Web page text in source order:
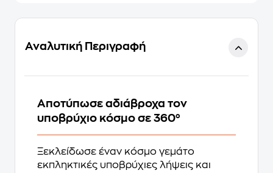
Αναλυτική Περιγραφή
Αποτύπωσε αδιάβροχα τον
υποβρύχιο κόσμο σε 360°
Ξεκλείδωσε έναν κόσμο γεμάτο
εκπληκτικές υποβρύχιες λήψεις και